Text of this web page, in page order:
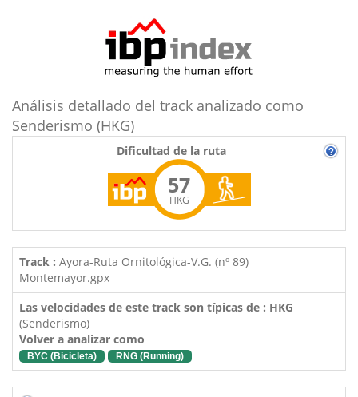
Análisis detallado del track analizado como
Senderismo (HKG)
Dificultad de la ruta
57
HKG
Track : Ayora-Ruta Ornitológica-V.G. (nº 89)
Montemayor.gpx
Las velocidades de este track son típicas de : HKG
(Senderismo)
Volver a analizar como
BYC (Bicicleta) RNG (Running)